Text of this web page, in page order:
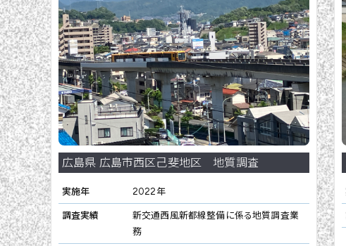
広島県 広島市西区己斐地区 地質調査
実施年 2022年
調査実績
新交通西風新都線整備に係る地質調査業
務